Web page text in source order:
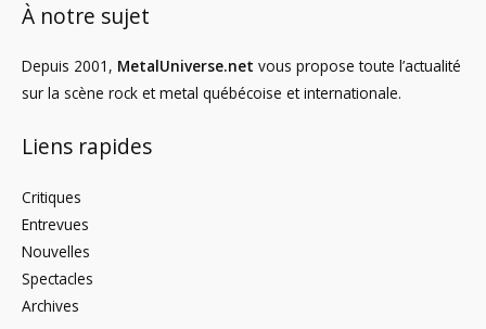
À notre sujet
Depuis 2001, MetalUniverse.net vous propose toute l’actualité
sur la scène rock et metal québécoise et internationale.
Liens rapides
Critiques
Entrevues
Nouvelles
Spectacles
Archives